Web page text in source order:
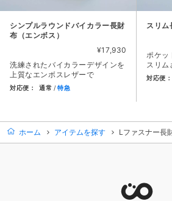
シンプルラウンドバイカラー長財
布（エンボス）
¥17,930
洗練されたバイカラーデザインを
上質なエンボスレザーで
対応便： 通常 特急
スリム
ポケッ
スリム
対応便：
商品カ
ホーム アイテムを探す Lファスナー長